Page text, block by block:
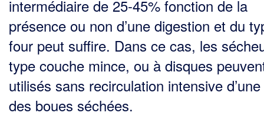
intermédiaire de 25-45% fonction de la
présence ou non d’une digestion et du
four peut suffire. Dans ce cas, les
type couche mince, ou à disques
utilisés sans recirculation intensive
des boues séchées.